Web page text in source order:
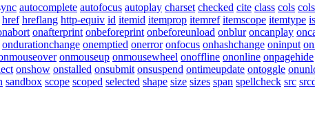
autocomplete autofocus autoplay charset checked cite class cols
href hreflang http-equiv id itemid itemprop itemref itemscope itemtype
onafterprint onbeforeprint onbeforeunload onblur oncanplay
ondurationchange onemptied onerror onfocus onhashchange oninput
onmouseup onmousewheel onoffline ononline onpagehide
onshow onstalled onsubmit onsuspend ontimeupdate ontoggle
sandbox scope scoped selected shape size sizes span spellcheck src